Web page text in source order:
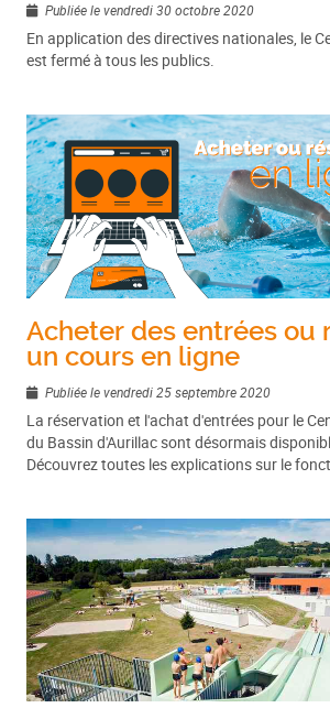
Publiée le vendredi 30 octobre 2020
En application des directives nationales, le
est fermé à tous les publics.
Acheter des entrées ou
un cours en ligne
Publiée le vendredi 25 septembre 2020
La réservation et l'achat d'entrées pour le
du Bassin d'Aurillac sont désormais
Découvrez toutes les explications sur le